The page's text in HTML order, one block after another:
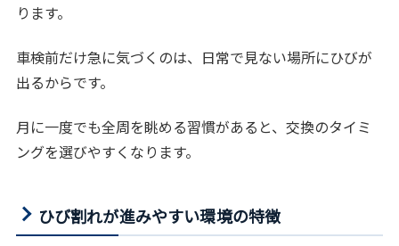
ります。
車検前だけ急に気づくのは、日常で見ない場所にひびが
出るからです。
月に一度でも全周を眺める習慣があると、交換のタイミ
ングを選びやすくなります。
ひび割れが進みやすい環境の特徴